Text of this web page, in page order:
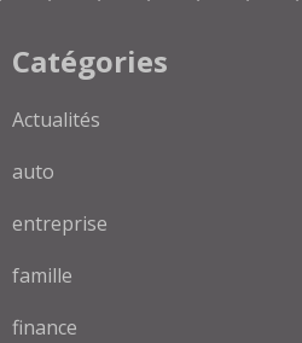
Catégories
Actualités
auto
entreprise
famille
finance